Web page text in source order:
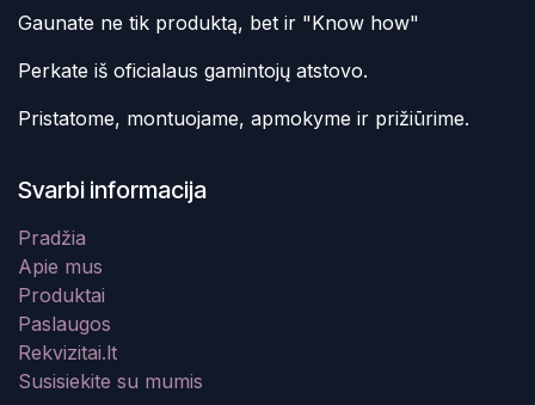
Gaunate ne tik produktą, bet ir "Know how"
Perkate iš oficialaus gamintojų atstovo.
Pristatome, montuojame, apmokyme ir prižiūrime.
Svarbi informacija
Pradžia
Apie mus
Produktai
Paslaugos
Rekvizitai.lt
Susisiekite su mumis